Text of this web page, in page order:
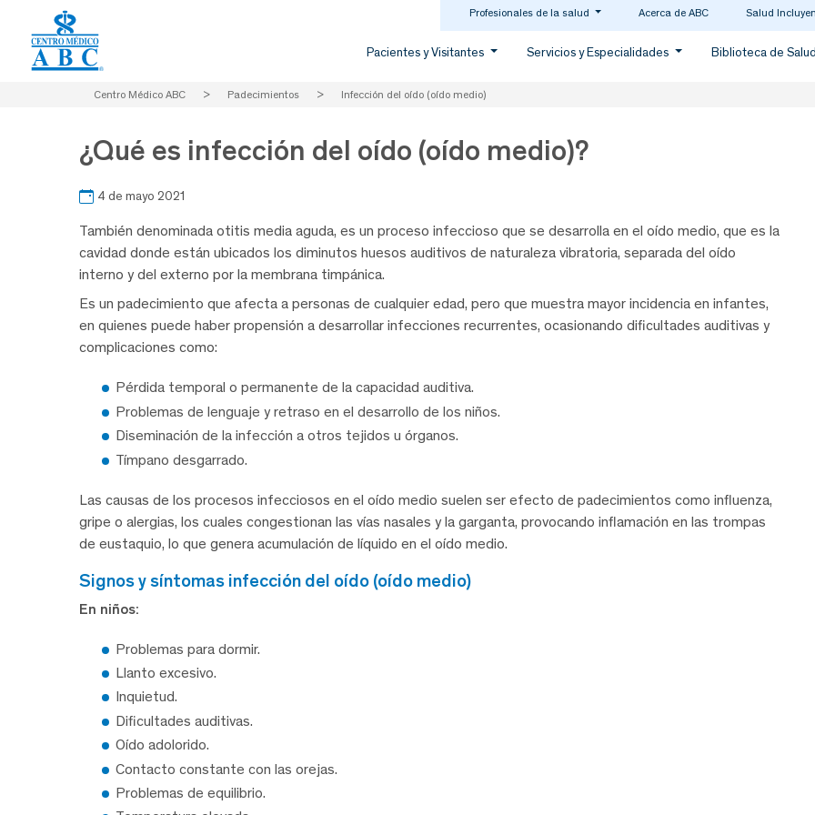
Profesionales de la salud Acerca de ABC Salud
Pacientes y Visitantes Servicios y Especialidades Biblioteca de Salud
Centro Médico ABC > Padecimientos > Infección del oído (oído medio)
¿Qué es infección del oído (oído medio)?
4 de mayo 2021
También denominada otitis media aguda, es un proceso infeccioso que se desarrolla en el oído medio, que es la
cavidad donde están ubicados los diminutos huesos auditivos de naturaleza vibratoria, separada del oído
interno y del externo por la membrana timpánica.
Es un padecimiento que afecta a personas de cualquier edad, pero que muestra mayor incidencia en infantes,
en quienes puede haber propensión a desarrollar infecciones recurrentes, ocasionando dificultades auditivas y
complicaciones como:
Pérdida temporal o permanente de la capacidad auditiva.
Problemas de lenguaje y retraso en el desarrollo de los niños.
Diseminación de la infección a otros tejidos u órganos.
Tímpano desgarrado.
Las causas de los procesos infecciosos en el oído medio suelen ser efecto de padecimientos como influenza,
gripe o alergias, los cuales congestionan las vías nasales y la garganta, provocando inflamación en las trompas
de eustaquio, lo que genera acumulación de líquido en el oído medio.
signos y síntomas infección del oído (oído medio)
En niños:
Problemas para dormir.
Llanto excesivo.
Inquietud.
Dificultades auditivas.
Oído adolorido.
Contacto constante con las orejas.
Problemas de equilibrio.